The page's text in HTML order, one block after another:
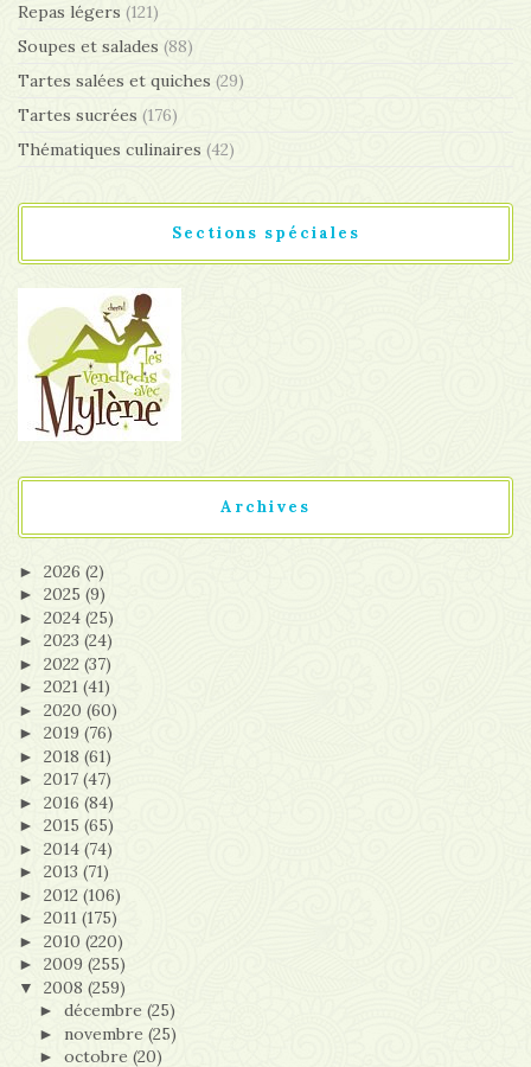
Repas légers (121)
Soupes et salades (88)
Tartes salées et quiches (29)
Tartes sucrées (176)
Thématiques culinaires (42)
Sections spéciales
Archives
► 2026 (2)
► 2025 (9)
► 2024 (25)
► 2023 (24)
► 2022 (37)
► 2021 (41)
► 2020 (60)
► 2019 (76)
► 2018 (61)
► 2017 (47)
► 2016 (84)
► 2015 (65)
► 2014 (74)
► 2013 (71)
► 2012 (106)
► 2011 (175)
► 2010 (220)
► 2009 (255)
▼ 2008 (259)
► décembre (25)
► novembre (25)
► octobre (20)